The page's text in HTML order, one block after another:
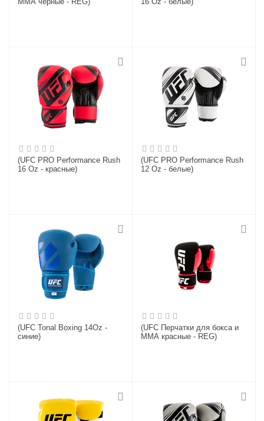
(UFC PRO Performance Rush
16 Oz - красные)
(UFC PRO Performance Rush
12 Oz - белые)
(UFC Tonal Boxing 14Oz -
синие)
(UFC Перчатки для бокса и
ММА красные - REG)